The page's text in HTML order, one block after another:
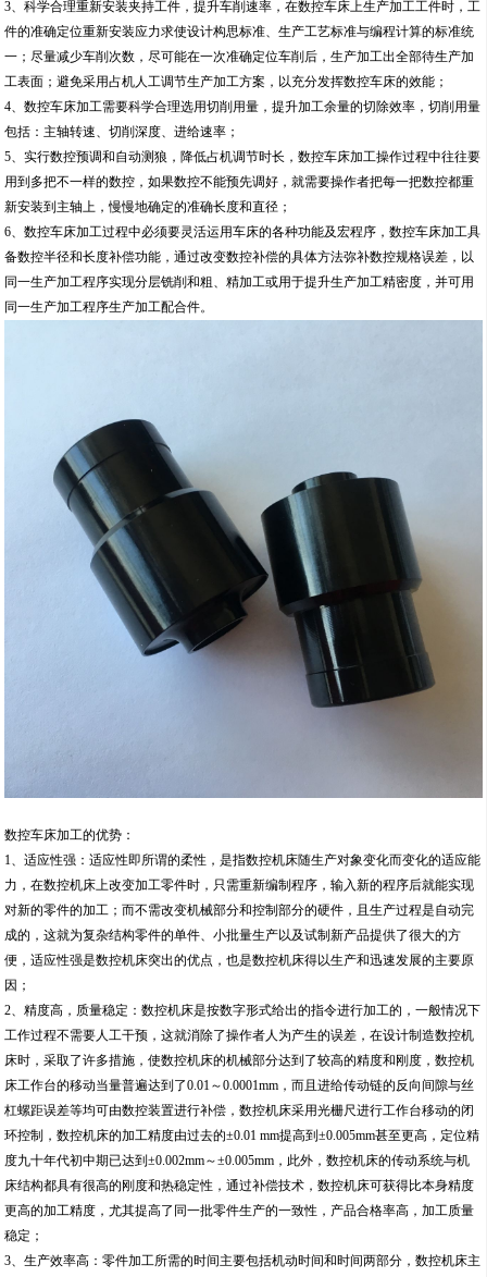
3、科学合理重新安装夹持工件，提升车削速率，在数控车床上生产加工工件时，工
件的准确定位重新安装应力求使设计构思标准、生产工艺标准与编程计算的标准统
一；尽量减少车削次数，尽可能在一次准确定位车削后，生产加工出全部待生产加
工表面；避免采用占机人工调节生产加工方案，以充分发挥数控车床的效能；
4、数控车床加工需要科学合理选用切削用量，提升加工余量的切除效率，切削用量
包括：主轴转速、切削深度、进给速率；
5、实行数控预调和自动测狼，降低占机调节时长，数控车床加工操作过程中往往要
用到多把不一样的数控，如果数控不能预先调好，就需要操作者把每一把数控都重
新安装到主轴上，慢慢地确定的准确长度和直径；
6、数控车床加工过程中必须要灵活运用车床的各种功能及宏程序，数控车床加工具
备数控半径和长度补偿功能，通过改变数控补偿的具体方法弥补数控规格误差，以
同一生产加工程序实现分层铣削和粗、精加工或用于提升生产加工精密度，并可用
同一生产加工程序生产加工配合件。
数控车床加工的优势：
1、适应性强：适应性即所谓的柔性，是指数控机床随生产对象变化而变化的适应能
力，在数控机床上改变加工零件时，只需重新编制程序，输入新的程序后就能实现
对新的零件的加工；而不需改变机械部分和控制部分的硬件，且生产过程是自动完
成的，这就为复杂结构零件的单件、小批量生产以及试制新产品提供了很大的方
便，适应性强是数控机床突出的优点，也是数控机床得以生产和迅速发展的主要原
因；
2、精度高，质量稳定：数控机床是按数字形式给出的指令进行加工的，一般情况下
工作过程不需要人工干预，这就消除了操作者人为产生的误差，在设计制造数控机
床时，采取了许多措施，使数控机床的机械部分达到了较高的精度和刚度，数控机
床工作台的移动当量普遍达到了0.01～0.0001mm，而且进给传动链的反向间隙与丝
杠螺距误差等均可由数控装置进行补偿，数控机床采用光栅尺进行工作台移动的闭
环控制，数控机床的加工精度由过去的±0.01 mm提高到±0.005mm甚至更高，定位精
度九十年代初中期已达到±0.002mm～±0.005mm，此外，数控机床的传动系统与机
床结构都具有很高的刚度和热稳定性，通过补偿技术，数控机床可获得比本身精度
更高的加工精度，尤其提高了同一批零件生产的一致性，产品合格率高，加工质量
稳定；
3、生产效率高：零件加工所需的时间主要包括机动时间和时间两部分，数控机床主